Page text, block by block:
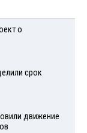
о
срок
движение